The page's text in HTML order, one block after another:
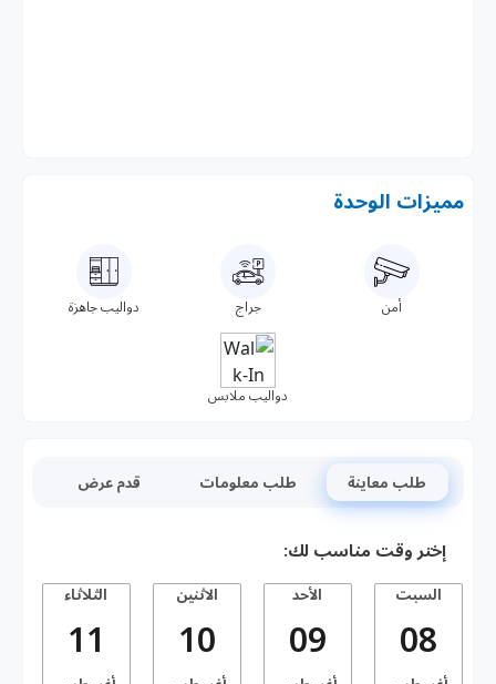
مميزات الوحدة
أمن جراج دواليب جاهزة
دواليب ملابس
طلب معاينة طلب معلومات قدم عرض
إختر وقت مناسب لك:
السبت
08
الأحد
09
الاثنين
10
الثلاثاء
11